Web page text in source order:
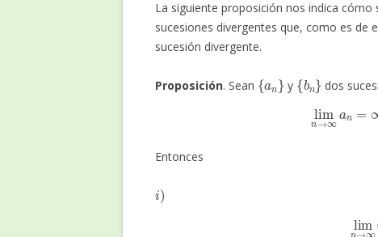
La siguiente proposición nos indica
sucesiones divergentes que, como es de
sucesión divergente.
Proposición. Sean
{a n}
y
{b n
dos
lim n→ ∞a
Entonces
i)
limn